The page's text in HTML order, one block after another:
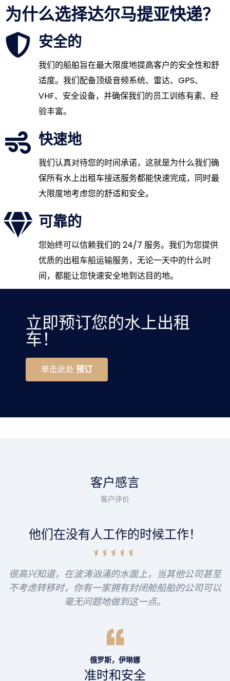
为什么选择达尔马提亚快递？
安全的
我们的船舶旨在最大限度地提高客户的安全性和舒
适度。我们配备顶级音频系统、雷达、GPS、
VHF、安全设备，并确保我们的员工训练有素、经
验丰富。
快速地
我们认真对待您的时间承诺，这就是为什么我们确
保所有水上出租车接送服务都能快速完成，同时最
大限度地考虑您的舒适和安全。
可靠的
您始终可以信赖我们的 24/7 服务。我们为您提供
优质的出租车船运输服务，无论一天中的什么时
间，都能让您快速安全地到达目的地。
立即预订您的水上出租
车！
单击此处预订
客户感言
客户评价
他们在没有人工作的时候工作！
很高兴知道，在波涛汹涌的水面上，当其他公司甚至
不考虑转移时，你有一家拥有封闭舱船舶的公司可以
毫无问题地做到这一点。
俄罗斯，伊琳娜
准时和安全